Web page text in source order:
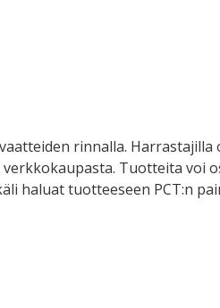
rinnalla. Harrastajilla
Tuotteita voi
haluat tuotteeseen PCT:n